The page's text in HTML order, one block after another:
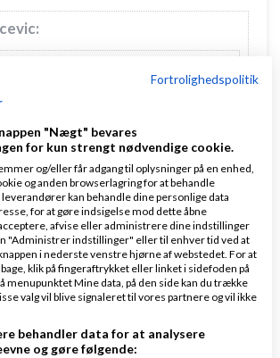
i år et perfekt domæne til
blog:http://my5.dk/
om hvorfor det er et godt
er med på at det er kort og nemt at
synes ikke rigtig det siger ret
som helst?
Fortrolighedspolitik
"Nægt" bevares
for kun strengt nødvendige cookie.
og/eller får adgang til oplysninger på en enhed,
og anden browserlagring for at behandle
kan behandle dine personlige data
for at gøre indsigelse mod dette åbne
afvise eller administrere dine indstillinger
"Administrer indstillinger" eller til enhver tid ved at
i nederste venstre hjørne af webstedet. For at
klik på fingeraftrykket eller linket i sidefoden på
menupunktet Mine data, på den side kan du trække
valg vil blive signaleret til vores partnere og vil ikke
behandler data for at analysere
og gøre følgende: